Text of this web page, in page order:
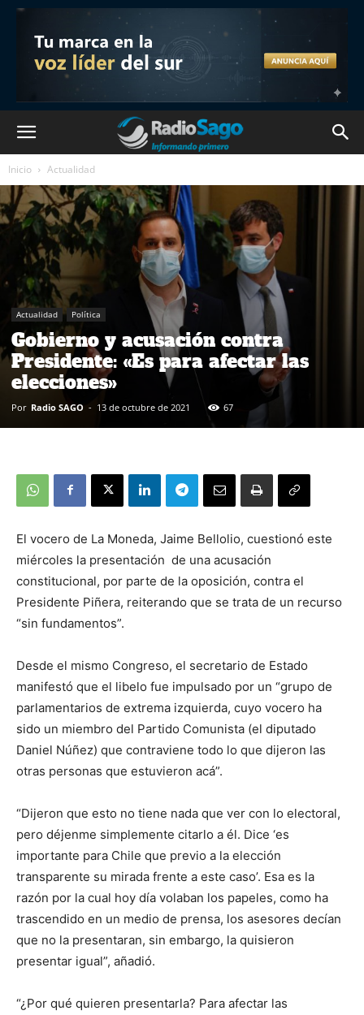
Inicio Actualidad
Actualidad Política
Gobierno y acusación contra
Presidente: «Es para afectar las
elecciones»
Por Radio SAGO - 13 de octubre de 2021 67
El vocero de La Moneda, Jaime Bellolio, cuestionó este
miércoles la presentación de una acusación
constitucional, por parte de la oposición, contra el
Presidente Piñera, reiterando que se trata de un recurso
“sin fundamentos”.
Desde el mismo Congreso, el secretario de Estado
manifestó que el libelo fue impulsado por un “grupo de
parlamentarios de extrema izquierda, cuyo vocero ha
sido un miembro del Partido Comunista (el diputado
Daniel Núñez) que contraviene todo lo que dijeron las
otras personas que estuvieron acá”.
“Dijeron que esto no tiene nada que ver con lo electoral,
pero déjenme simplemente citarlo a él. Dice ‘es
importante para Chile que previo a la elección
transparente su mirada frente a este caso’. Esa es la
razón por la cual hoy día volaban los papeles, como ha
trascendido en un medio de prensa, los asesores decían
que no la presentaran, sin embargo, la quisieron
presentar igual”, añadió.
“¿Por qué quieren presentarla? Para afectar las